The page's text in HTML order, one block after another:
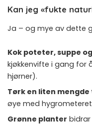
Kan jeg «fukte
Ja – og mye av dette
Kok poteter, suppe
kjøkkenvifte i gang for
hjørner).
Tørk en liten mengde
øye med
Grønne planter bidrar